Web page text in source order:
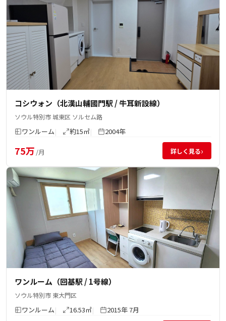
コシウォン（北漢山輔國門駅 / 牛耳新設線）
ソウル特別市 城東区 ソルセム路
ワンルーム 約15㎡ 2004年
75万 /月 詳しく見る›
ワンルーム（回基駅 / 1号線）
ソウル特別市 東大門区
ワンルーム 16.53㎡ 2015年 7月